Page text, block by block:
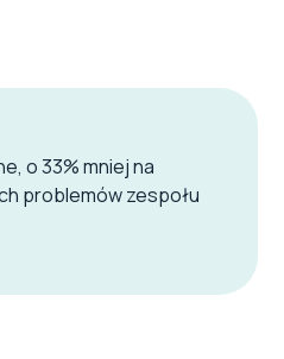
o 33% mniej na
problemów zespołu